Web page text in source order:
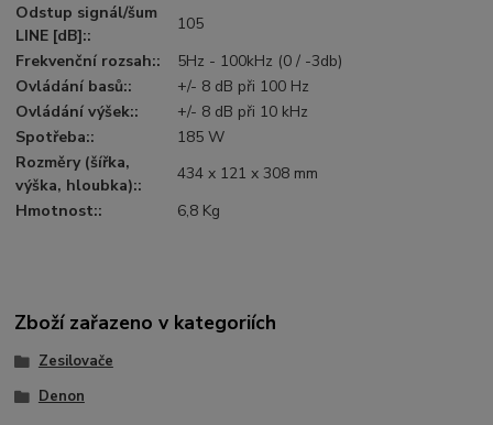
Odstup signál/šum
LINE [dB]::
105
Frekvenční rozsah::
5Hz - 100kHz (0 / -3db)
Ovládání basů::
+/- 8 dB při 100 Hz
Ovládání výšek::
+/- 8 dB při 10 kHz
Spotřeba::
185 W
Rozměry (šířka,
výška, hloubka)::
434 x 121 x 308 mm
Hmotnost::
6,8 Kg
Zboží zařazeno v kategoriích
Zesilovače
Denon